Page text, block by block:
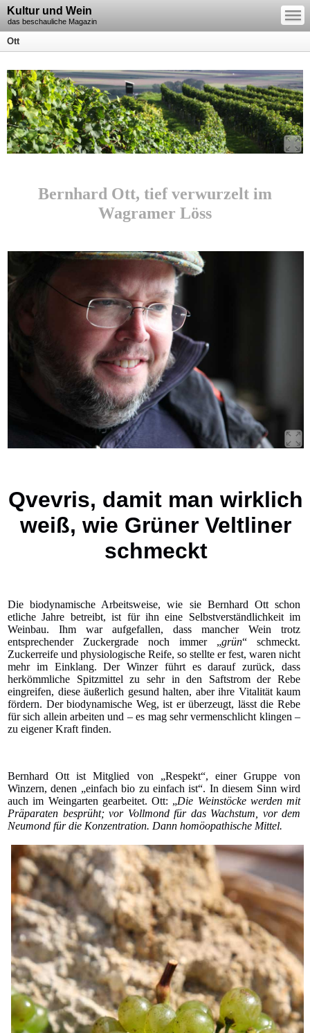
Kultur und Wein
das beschauliche Magazin
—
—
—
Ott
Bernhard Ott, tief verwurzelt im
Wagramer Löss
Qvevris, damit man wirklich
weiß, wie Grüner Veltliner
schmeckt
Die biodynamische Arbeitsweise, wie sie Bernhard Ott schon
etliche Jahre betreibt, ist für ihn eine Selbstverständlichkeit im
Weinbau. Ihm war aufgefallen, dass mancher Wein trotz
entsprechender Zuckergrade noch immer „grün“ schmeckt.
Zuckerreife und physiologische Reife, so stellte er fest, waren nicht
mehr im Einklang. Der Winzer führt es darauf zurück, dass
herkömmliche Spitzmittel zu sehr in den Saftstrom der Rebe
eingreifen, diese äußerlich gesund halten, aber ihre Vitalität kaum
fördern. Der biodynamische Weg, ist er überzeugt, lässt die Rebe
für sich allein arbeiten und – es mag sehr vermenschlicht klingen –
zu eigener Kraft finden.
Bernhard Ott ist Mitglied von „Respekt“, einer Gruppe von
Winzern, denen „einfach bio zu einfach ist“. In diesem Sinn wird
auch im Weingarten gearbeitet. Ott: „Die Weinstöcke werden mit
Präparaten besprüht; vor Vollmond für das Wachstum, vor dem
Neumond für die Konzentration. Dann homöopathische Mittel.